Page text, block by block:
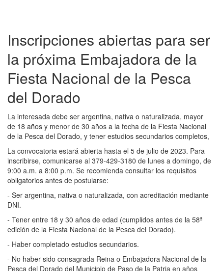
Inscripciones abiertas para ser
la próxima Embajadora de la
Fiesta Nacional de la Pesca
del Dorado
La interesada debe ser argentina, nativa o naturalizada, mayor
de 18 años y menor de 30 años a la fecha de la Fiesta Nacional
de la Pesca del Dorado, y tener estudios secundarios completos,
La convocatoria estará abierta hasta el 5 de julio de 2023. Para
inscribirse, comunicarse al 379-429-3180 de lunes a domingo, de
9:00 a.m. a 8:00 p.m. Se recomienda consultar los requisitos
obligatorios antes de postularse:
- Ser argentina, nativa o naturalizada, con acreditación mediante
DNI.
- Tener entre 18 y 30 años de edad (cumplidos antes de la 58ª
edición de la Fiesta Nacional de la Pesca del Dorado).
- Haber completado estudios secundarios.
- No haber sido consagrada Reina o Embajadora Nacional de la
Pesca del Dorado del Municipio de Paso de la Patria en años